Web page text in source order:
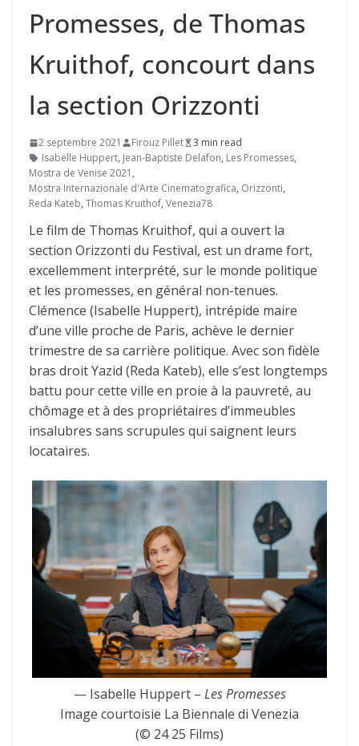
Promesses, de Thomas
Kruithof, concourt dans
la section Orizzonti
2 septembre 2021 Firouz Pillet
3 min read
Isabelle Huppert, Jean-Baptiste Delafon, Les Promesses,
Mostra de Venise 2021 ,
Mostra Internazionale d'Arte Cinematografica, Orizzonti,
Reda Kateb, Thomas Kruithof, Venezia78
Le film de Thomas Kruithof, qui a ouvert la
section Orizzonti du Festival, est un drame fort,
excellemment interprété, sur le monde politique
et les promesses, en général non-tenues.
Clémence (Isabelle Huppert), intrépide maire
d’une ville proche de Paris, achève le dernier
trimestre de sa carrière politique. Avec son fidèle
bras droit Yazid (Reda Kateb), elle s’est longtemps
battu pour cette ville en proie à la pauvreté, au
chômage et à des propriétaires d’immeubles
insalubres sans scrupules qui saignent leurs
locataires.
— Isabelle Huppert – Les Promesses
Image courtoisie La Biennale di Venezia
(© 24 25 Films)